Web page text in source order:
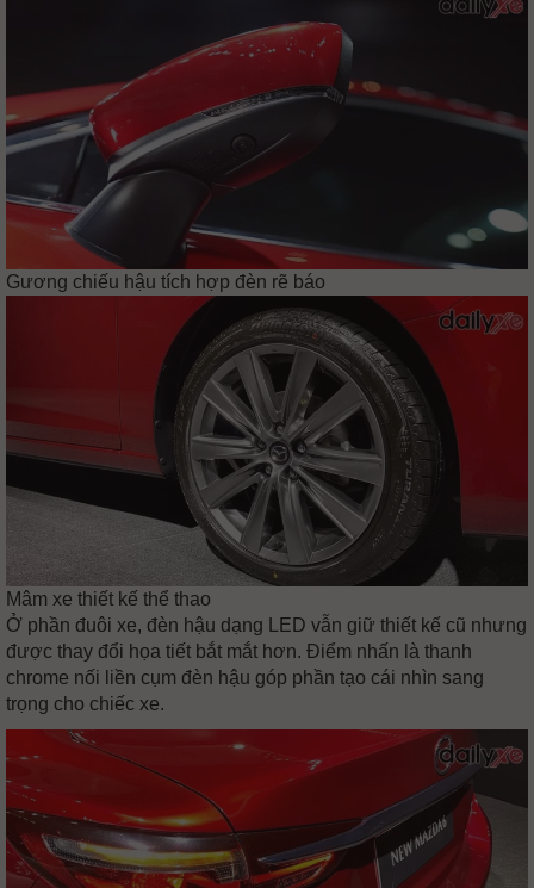
Gương chiếu hậu tích hợp đèn rẽ báo
Mâm xe thiết kế thể thao
Ở phần đuôi xe, đèn hậu dạng LED vẫn giữ thiết kế cũ nhưng
được thay đổi họa tiết bắt mắt hơn. Điểm nhấn là thanh
chrome nối liền cụm đèn hậu góp phần tạo cái nhìn sang
trọng cho chiếc xe.